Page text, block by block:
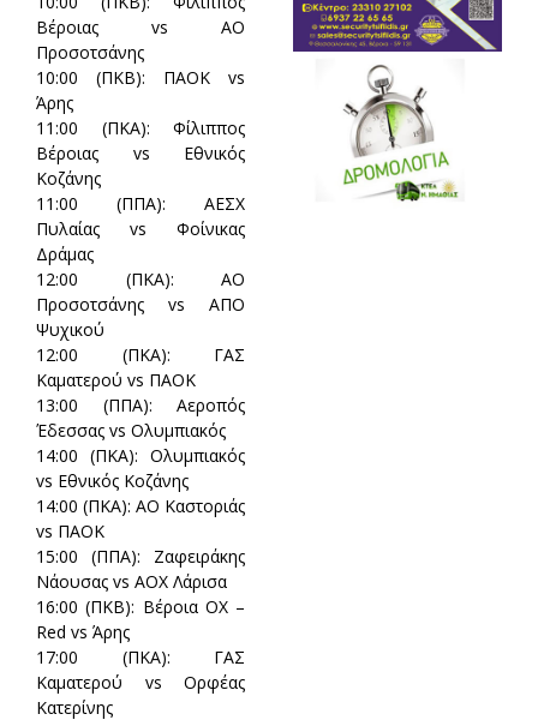
Βέροιας vs ΑΟ
Προσοτσάνης
10:00 (ΠΚΒ): ΠΑΟΚ vs
Άρης
11:00 (ΠΚΑ):Φίλιππος
Βέροιας vs Εθνικός
Κοζάνης
11:00 (ΠΠΑ):ΑΕΣΧ
Πυλαίας vs Φοίνικας
Δράμας
12:00 (ΠΚΑ):ΑΟ
Προσοτσάνης vs ΑΠΟ
Ψυχικού
12:00 (ΠΚΑ): ΓΑΣ
Καματερού vs ΠΑΟΚ
13:00 (ΠΠΑ):Αεροπός
Έδεσσας vs Ολυμπιακός
14:00 (ΠΚΑ):Ολυμπιακός
vs Εθνικός Κοζάνης
14:00 (ΠΚΑ):ΑΟ Καστοριάς
vs ΠΑΟΚ
15:00 (ΠΠΑ): Ζαφειράκης
Νάουσας vs ΑΟΧ Λάρισα
16:00 (ΠΚΒ): Βέροια ΟΧ –
Red vs Άρης
17:00 (ΠΚΑ): ΓΑΣ
Καματερού vs Ορφέας
Κατερίνης